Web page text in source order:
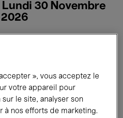
Lundi 30 Novembre
2026
Concerts
Performances
», vous acceptez le
votre appareil pour
le site, analyser son
à nos efforts de marketing.